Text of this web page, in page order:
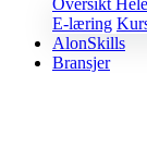
E-læring
AlonSkills
Bransjer